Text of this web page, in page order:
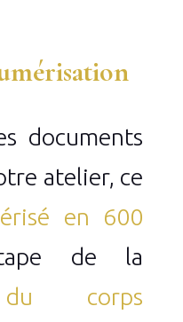
documents
atelier, ce
en 600
de la
du corps